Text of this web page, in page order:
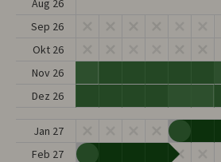
Sep 26
Okt 26
Nov 26
Dez 26
Jan 27
Feb 27